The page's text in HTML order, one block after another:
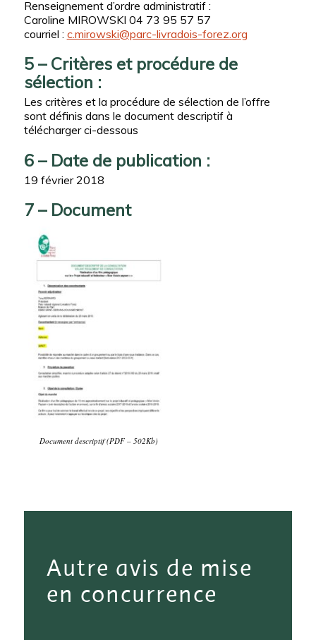
Renseignement d’ordre administratif :
Caroline MIROWSKI 04 73 95 57 57
courriel : c.mirowski@parc-livradois-forez.org
5 – Critères et procédure de
sélection :
Les critères et la procédure de sélection de l’offre
sont définis dans le document descriptif à
télécharger ci-dessous
6 – Date de publication :
19 février 2018
7 – Document
Document descriptif (PDF – 502Kb)
Autre avis de mise
en concurrence